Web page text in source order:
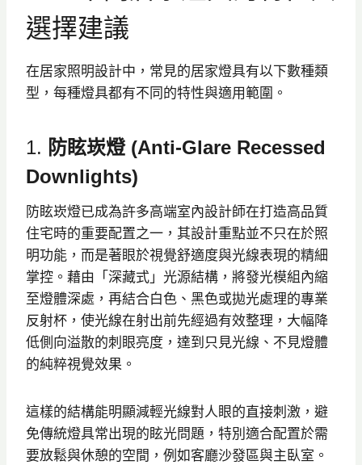
選擇建議
在居家照明設計中，常見的居家燈具有以下數種類
型，每種燈具都有不同的特性與適用範圍。
1. 防眩崁燈 (anti-Glare Recessed
Downlights)
防眩崁燈已成為許多高端室內設計師在打造高品質
住宅時的重要配置之一，其設計重點並不只在於照
明功能，而是著眼於視覺舒適度與光線表現的精細
掌控。藉由「深藏式」光源結構，將發光模組內縮
至燈體深處，再結合白色、黑色或拋光處理的專業
反射杯，使光線在射出前先經過有效整理，大幅降
低側向溢散的刺眼亮度，達到只見光線、不見燈體
的純粹視覺效果。
這樣的結構能明顯減輕光線對人眼的直接刺激，避
免傳統燈具常出現的眩光問題，特別適合配置於需
要放鬆與休憩的空間，例如客廳沙發區與主臥室。